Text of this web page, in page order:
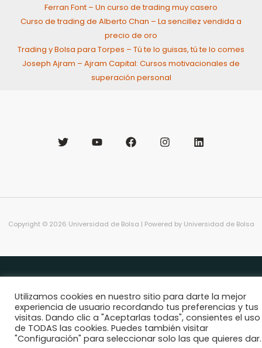
Ferran Font – Un curso de trading muy casero
Curso de trading de Alberto Chan – La sencillez vendida a
precio de oro
Trading y Bolsa para Torpes – Tú te lo guisas, tú te lo comes
Joseph Ajram – Ajram Capital: Cursos motivacionales de
superación personal
Copyright © 2026 Universidad de Bolsa | Powered by Universidad de Bolsa
Utilizamos cookies en nuestro sitio para darte la mejor
experiencia de usuario recordando tus preferencias y tus
visitas. Dando clic a "Aceptarlas todas", consientes el uso
de TODAS las cookies. Puedes también visitar
"Configuración" para seleccionar solo las que quieres dar.